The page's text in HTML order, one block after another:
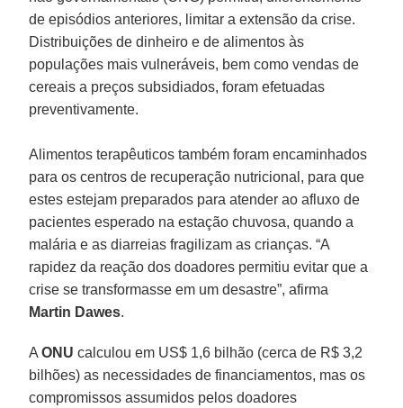
de episódios anteriores, limitar a extensão da crise.
Distribuições de dinheiro e de alimentos às
populações mais vulneráveis, bem como vendas de
cereais a preços subsidiados, foram efetuadas
preventivamente.
Alimentos terapêuticos também foram encaminhados
para os centros de recuperação nutricional, para que
estes estejam preparados para atender ao afluxo de
pacientes esperado na estação chuvosa, quando a
malária e as diarreias fragilizam as crianças. “A
rapidez da reação dos doadores permitiu evitar que a
crise se transformasse em um desastre”, afirma
Martin Dawes.
AONUcalculou em US$ 1,6 bilhão (cerca de R$ 3,2
bilhões) as necessidades de financiamentos, mas os
compromissos assumidos pelos doadores